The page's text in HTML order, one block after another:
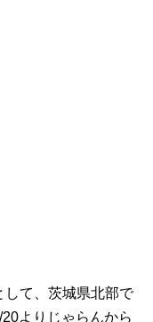
して、茨城県北部で
よりじゃらんから